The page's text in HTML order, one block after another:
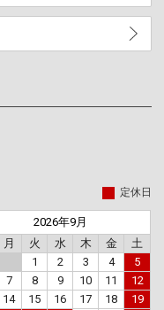
定休日
2026年9月
月 火 水 木 金
土
1
2 3 4
5
7 8 9 10 11
12
14 15 16 17 18
19